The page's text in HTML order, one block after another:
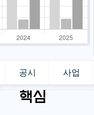
공시 사업
핵심